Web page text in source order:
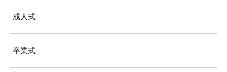
成人式
卒業式